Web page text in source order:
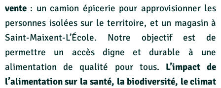
vente : un camion épicerie pour approvisionner les
personnes isolées sur le territoire, et un magasin à
Saint-Maixent-L’École. Notre objectif est de
permettre un accès digne et durable à une
alimentation de qualité pour tous. L’impact de
l’alimentation sur la santé, la biodiversité, le climat